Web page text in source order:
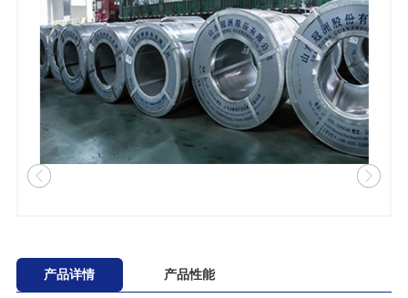
产品详情 产品性能